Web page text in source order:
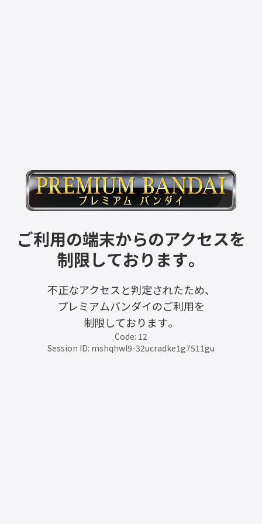
ご利用の端末からのアクセスを
制限しております。
不正なアクセスと判定されたため、
プレミアムバンダイのご利用を
制限しております。
Code: 12
Session ID: mshqhwl9-32ucradke1g7511gu